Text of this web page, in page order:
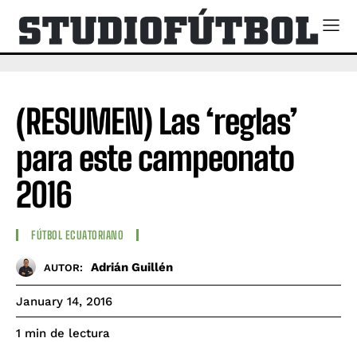
(RESUMEN) Las ‘reglas’
para este campeonato
2016
FÚTBOL ECUATORIANO
AUTOR: Adrián Guillén
January 14, 2016
1 min de lectura